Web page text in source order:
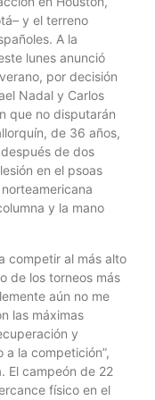
y el terreno
A la
lunes anunció
por decisión
Nadal y Carlos
que no disputarán
de 36 años,
de dos
en el psoas
y la mano
competir al más alto
de los torneos más
aún no me
las máximas
y
la competición”,
El campeón de 22
físico en el